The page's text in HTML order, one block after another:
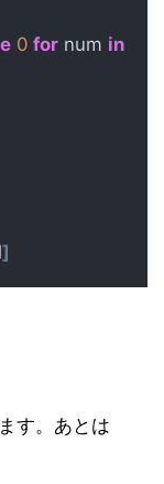
0 for num in
l]
す。あとは